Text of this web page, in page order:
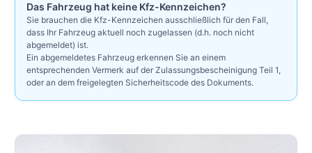
Das Fahrzeug hat keine Kfz-Kennzeichen?
Sie brauchen die Kfz-Kennzeichen ausschließlich für den Fall,
dass Ihr Fahrzeug aktuell noch zugelassen (d.h. noch nicht
abgemeldet) ist.
Ein abgemeldetes Fahrzeug erkennen Sie an einem
entsprechenden Vermerk auf der Zulassungsbescheinigung Teil 1,
oder an dem freigelegten Sicherheitscode des Dokuments.